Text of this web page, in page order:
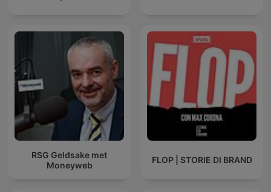
RSG Geldsake met
Moneyweb
FLOP | STORIE DI BRAND